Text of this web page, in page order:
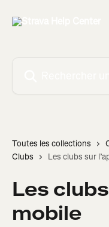
Toutes les collections
Clubs
Les clubs sur
Les
mobile